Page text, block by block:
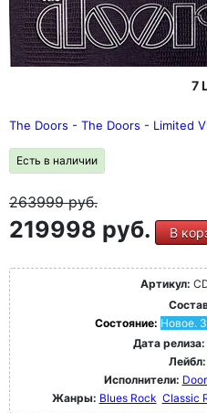
7
The Doors - The Doors - Limited
Есть в наличии
263999руб.
219998 руб. В
Артикул:
Состояние: Новое.
Дата релиза:
Лейбл:
Исполнители:
Жанры: Blues Rock Classic